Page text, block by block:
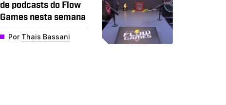
de podcasts do Flow
Games nesta semana
Por Thais Bassani